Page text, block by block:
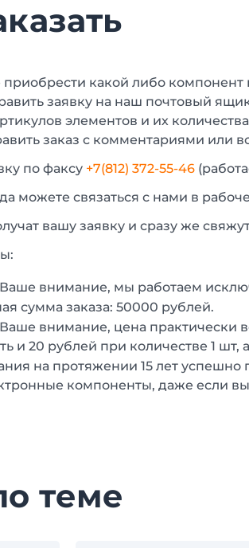
приобрести какой либо
заявку на наш почтовый
элементов и их
заказ с комментариями или
по факсу +7(812) 372-55-46
можете связаться с нами в
вашу заявку и сразу же
внимание, мы работаем
сумма заказа: 50000 рублей.
внимание, цена практически
и 20 рублей при количестве 1
на протяжении 15 лет успешно
компоненты, даже если
теме